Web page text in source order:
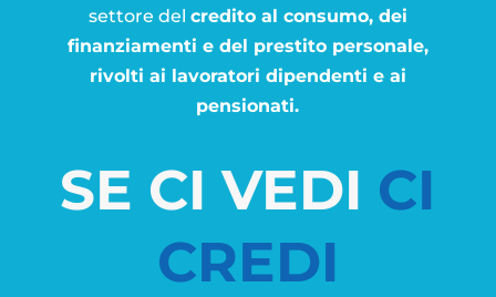
settore del credito al consumo, dei
finanziamenti e del prestito personale,
rivolti ai lavoratori dipendenti e ai
pensionati.
SE CI VEDI CI
CREDI